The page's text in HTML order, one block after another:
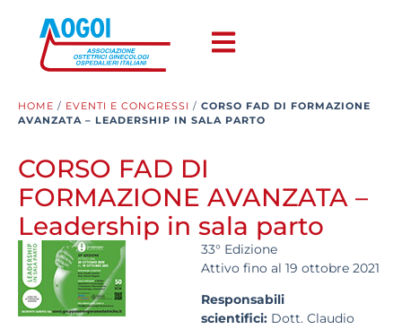
HOME / EVENTI E CONGRESSI / CORSO FAD DI FORMAZIONE
AVANZATA – LEADERSHIP IN SALA PARTO
CORSO FAD DI
FORMAZIONE AVANZATA –
Leadership in sala parto
33° Edizione
Attivo fino al 19 ottobre 2021
Responsabili
scientifici: Dott. Claudio